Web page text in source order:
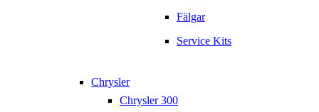
Fälgar
Service Kits
Chrysler
Chrysler 300